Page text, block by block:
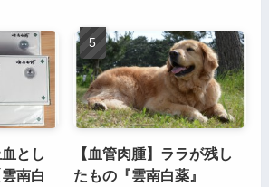
とし
南白
【血管肉腫】ララが残し
たもの『雲南白薬』